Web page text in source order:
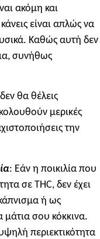
ακόμη και
είναι απλώς να
Καθώς αυτή δεν
συνήθως
θα θέλεις
μερικές
την
: Εάν η ποικιλία που
σε THC, δεν έχει
ή ως
μάτια σου κόκκινα.
περιεκτικότητα